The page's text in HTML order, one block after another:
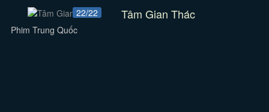
22/22 Tâm Gian Thác
Phim Trung Quốc